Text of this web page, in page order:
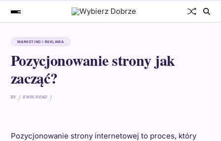
MARKETING I REKLAMA
Pozycjonowanie strony jak
zacząć?
BY 8 MIN READ
Pozycjonowanie strony internetowej to proces, który